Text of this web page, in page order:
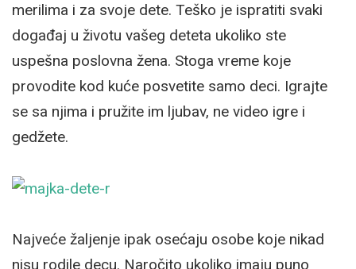
merilima i za svoje dete. Teško je ispratiti svaki
događaj u životu vašeg deteta ukoliko ste
uspešna poslovna žena. Stoga vreme koje
provodite kod kuće posvetite samo deci. Igrajte
se sa njima i pružite im ljubav, ne video igre i
gedžete.
Najveće žaljenje ipak osećaju osobe koje nikad
nisu rodile decu. Naročito ukoliko imaju puno